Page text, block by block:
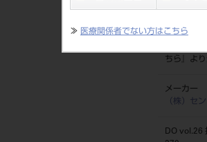
≫ 医療関係者でない方はこちら
標準価格
覧ください
ネット会
ちら
』よ
メーカー
（株）セ
DO vol.26